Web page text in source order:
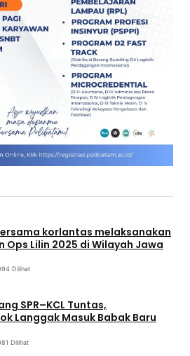
korlantas melaksanakan
Ops Lilin 2025 di Wilayah Jawa
Dilihat
SPR–KCL Tuntas,
Langgak Masuk Babak Baru
Dilihat